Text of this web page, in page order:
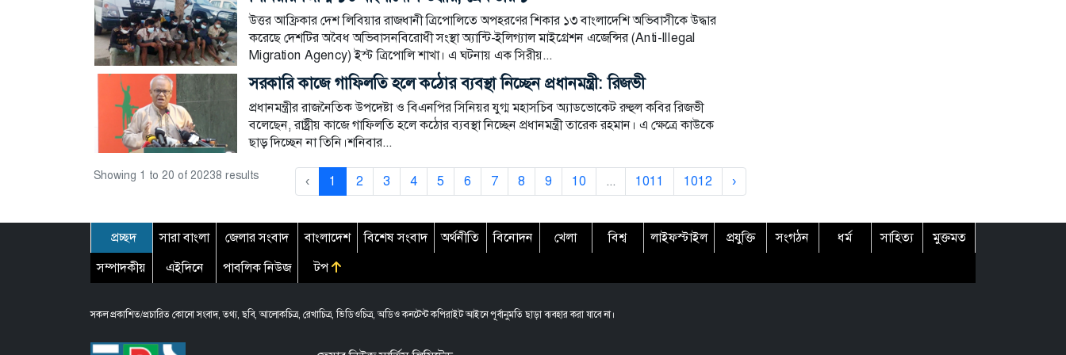
উত্তর আফ্রিকার দেশ লিবিয়ার রাজধানী ত্রিপোলিতে অপহরণের শিকার ১৩ বাংলাদেশি অভিবাসীকে উদ্ধার
করেছে দেশটির অবৈধ অভিবাসনবিরোধী সংস্থা অ্যান্টি-ইলিগ্যাল মাইগ্রেশন এজেন্সির (Anti-Illegal
Migration Agency) ইস্ট ত্রিপোলি শাখা। এ ঘটনায় এক সিরীয়...
সরকারি কাজে গাফিলতি হলে কঠোর ব্যবস্থা নিচ্ছেন প্রধানমন্ত্রী: রিজভী
প্রধানমন্ত্রীর রাজনৈতিক উপদেষ্টা ও বিএনপির সিনিয়র যুগ্ম মহাসচিব অ্যাডভোকেট রুহুল কবির রিজভী
বলেছেন, রাষ্ট্রীয় কাজে গাফিলতি হলে কঠোর ব্যবস্থা নিচ্ছেন প্রধানমন্ত্রী তারেক রহমান। এ ক্ষেত্রে কাউকে
ছাড় দিচ্ছেন না তিনি।শনিবার...
Showing 1 to 20 of 20238 results ‹ 1 2 3 4 5 6 7 8 9 10 ... 1011 1012 ›
প্রচ্ছদ সারা বাংলা জেলার সংবাদ বাংলাদেশ বিশেষ সংবাদ অর্থনীতি বিনোদন খেলা বিশ্ব লাইফস্টাইল প্রযুক্তি সংগঠন ধর্ম সাহিত্য
মুক্তমত
সম্পাদকীয়
এইদিনে পাবলিক নিউজ টপ
সকল প্রকাশিত/প্রচারিত কোনো সংবাদ, তথ্য, ছবি, আলোকচিত্র, রেখাচিত্র, ভিডিওচিত্র, অডিও কনটেন্ট কপিরাইট আইনে পূর্বানুমতি ছাড়া ব্যবহার করা যাবে না।